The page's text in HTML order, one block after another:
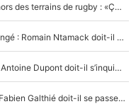
La raison d'être de Matthieu Jalibert en dehors des terrains de rugby : «Ça m'atteint autant que si tu touches à un membre de ma famille»
XV de France - Matthieu Jalibert a tout changé : Romain Ntamack doit-il s’inquiéter pour sa place à un an de la Coupe du monde ?
«Le XV de France est meilleur avec Lucu» : Antoine Dupont doit-il s’inquiéter pour sa place ?
Le XV de France a trouvé son remplaçant : Fabien Galthié doit-il se passer d'Antoine Dupont ?